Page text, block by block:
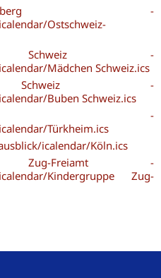
St.Pelagiberg -
Ostschweiz-
Schweiz -
Mädchen Schweiz.ics
Schweiz -
Buben Schweiz.ics
-
Türkheim.ics
icalendar/Köln.ics
Zug-Freiamt -
Kindergruppe Zug-